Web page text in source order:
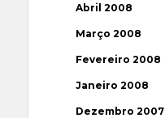
Abril 2008
Março 2008
Fevereiro 2008
Janeiro 2008
Dezembro 2007